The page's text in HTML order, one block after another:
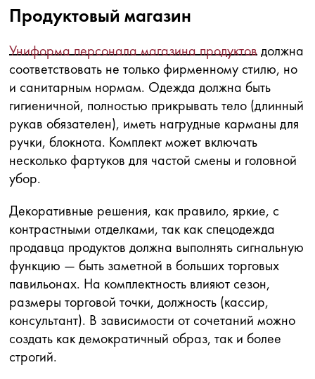
Продуктовый магазин
Униформа персонала магазина продуктовдолжна
соответствовать не только фирменному стилю, но
и санитарным нормам. Одежда должна быть
гигиеничной, полностью прикрывать тело (длинный
рукав обязателен), иметь нагрудные карманы для
ручки, блокнота. Комплект может включать
несколько фартуков для частой смены и головной
убор.
Декоративные решения, как правило, яркие, с
контрастными отделками, так как спецодежда
продавца продуктов должна выполнять сигнальную
функцию — быть заметной в больших торговых
павильонах. На комплектность влияют сезон,
размеры торговой точки, должность (кассир,
консультант). В зависимости от сочетаний можно
создать как демократичный образ, так и более
строгий.